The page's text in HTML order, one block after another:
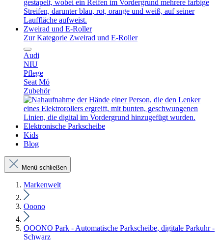
Zweirad und E-Roller
Zur Kategorie Zweirad und E-Roller
Audi
NIU
Pflege
Seat Mó
Zubehör
Elektronische Parkscheibe
Kids
Blog
Menü schließen
Markenwelt
Ooono
OOONO Park - Automatische Parkscheibe, digitale Parkuhr -
Schwarz